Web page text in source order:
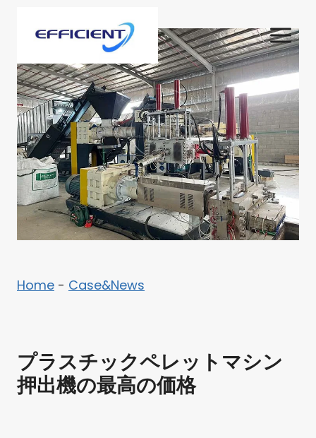
Home - Case&News
プラスチックペレットマシン
押出機の最高の価格